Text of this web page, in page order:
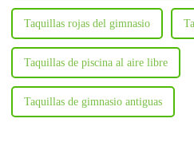
Taquillas rojas del gimnasio
Taquillas de piscina al aire libre
Taquillas de gimnasio antiguas